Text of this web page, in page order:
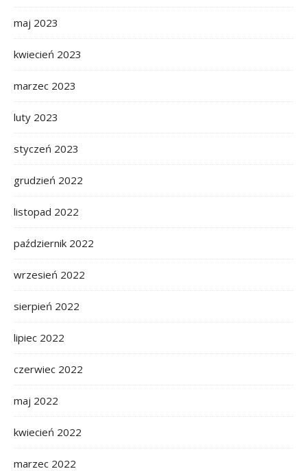
maj 2023
kwiecień 2023
marzec 2023
luty 2023
styczeń 2023
grudzień 2022
listopad 2022
październik 2022
wrzesień 2022
sierpień 2022
lipiec 2022
czerwiec 2022
maj 2022
kwiecień 2022
marzec 2022